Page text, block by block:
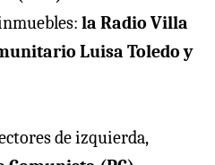
la Radio Villa
Luisa Toledo y
de izquierda,